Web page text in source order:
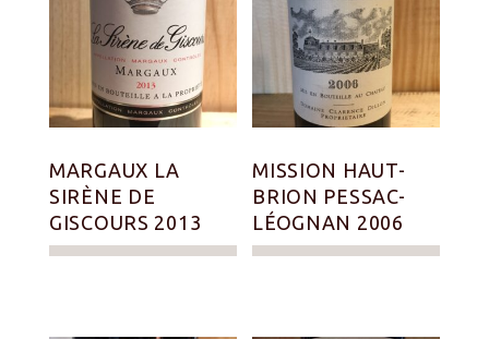
MARGAUX LA
SIRÈNE DE
GISCOURS 2013
MISSION HAUT-
BRION PESSAC-
LÉOGNAN 2006